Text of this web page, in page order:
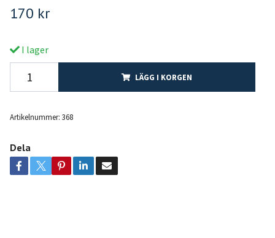
170 kr
I lager
LÄGG I KORGEN
Artikelnummer: 368
Dela